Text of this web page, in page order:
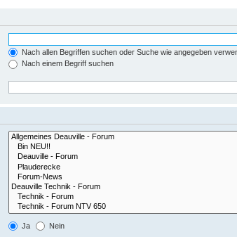
Nach allen Begriffen suchen oder Suche wie angegeben
Nach einem Begriff suchen
Ja Nein